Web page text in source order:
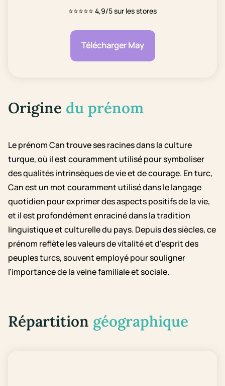
⭐⭐⭐⭐⭐ 4,9/5 sur les stores
Télécharger May
Origine du prénom
Le prénom Can trouve ses racines dans la culture
turque, où il est couramment utilisé pour symboliser
des qualités intrinsèques de vie et de courage. En turc,
Can est un mot couramment utilisé dans le langage
quotidien pour exprimer des aspects positifs de la vie,
et il est profondément enraciné dans la tradition
linguistique et culturelle du pays. Depuis des siècles, ce
prénom reflète les valeurs de vitalité et d'esprit des
peuples turcs, souvent employé pour souligner
l'importance de la veine familiale et sociale.
Répartition géographique